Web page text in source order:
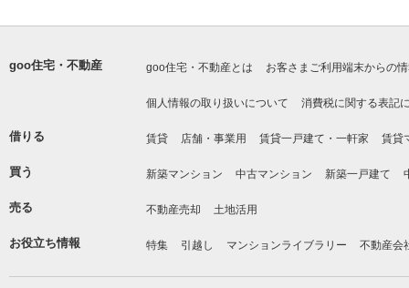
goo住宅・不動産 goo住宅・不動産とは お客さまご利用端末からの
個人情報の取り扱いについて 消費税に関する表記
借りる 賃貸 店舗・事業用 賃貸一戸建て・一軒家 賃貸
買う 新築マンション 中古マンション 新築一戸建て
売る 不動産売却 土地活用
お役立ち情報 特集 引越し マンションライブラリー 不動産会